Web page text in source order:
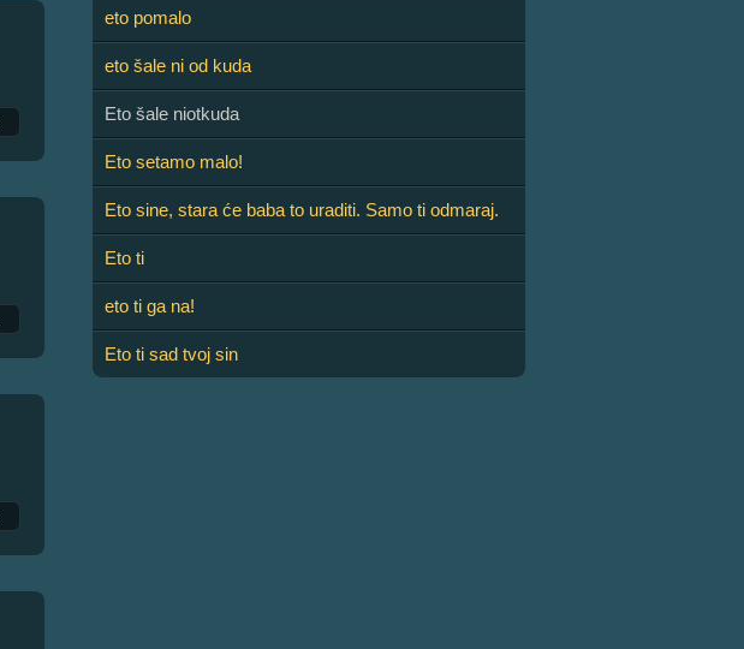
eto pomalo
eto šale ni od kuda
Eto šale niotkuda
Eto setamo malo!
Eto sine, stara će baba to uraditi. Samo ti odmaraj.
Eto ti
eto ti ga na!
Eto ti sad tvoj sin